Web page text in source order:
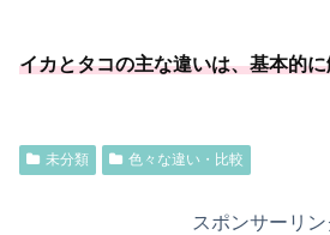
イカとタコの主な違いは、基本的
未分類 色々な違い・比較
スポンサーリン